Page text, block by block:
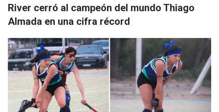
River cerró al campeón del mundo Thiago
Almada en una cifra récord